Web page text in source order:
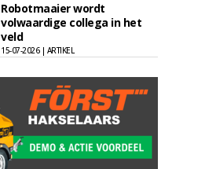
Robotmaaier wordt
volwaardige collega in het
veld
15-07-2026 | ARTIKEL